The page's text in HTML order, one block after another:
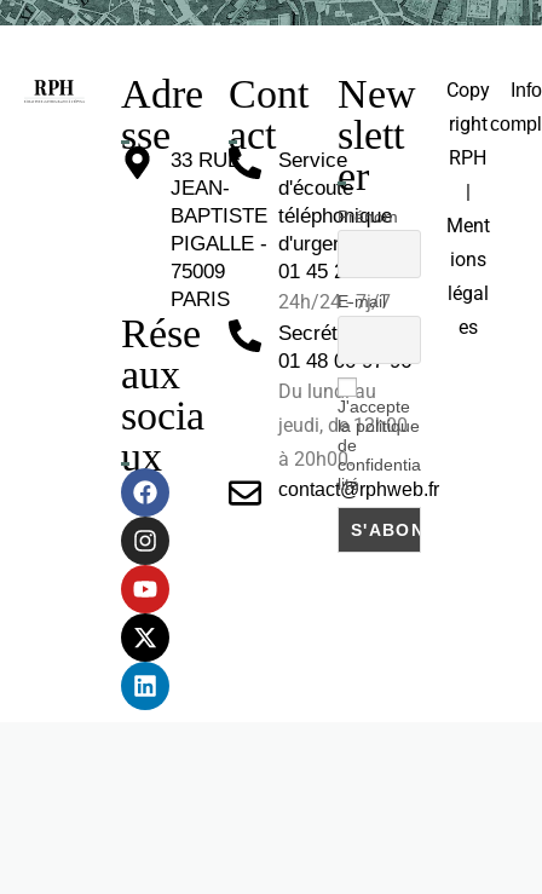
Adre
sse
33 RUE
JEAN-
BAPTISTE
PIGALLE -
75009
PARIS
Rése
aux
socia
ux
Cont
act
Service
d'écoute
téléphonique
d'urgence :
01 45 26 81 30
24h/24 - 7j/7
Secrétariat :
01 48 00 97 96
Du lundi au
jeudi, de 12h00
à 20h00.
contact@rphweb.fr
New
slett
er
Prénom
E-mail
J'accepte
la politique
de
confidentia
lité
Copy
right
RPH
|
Ment
ions
légal
es